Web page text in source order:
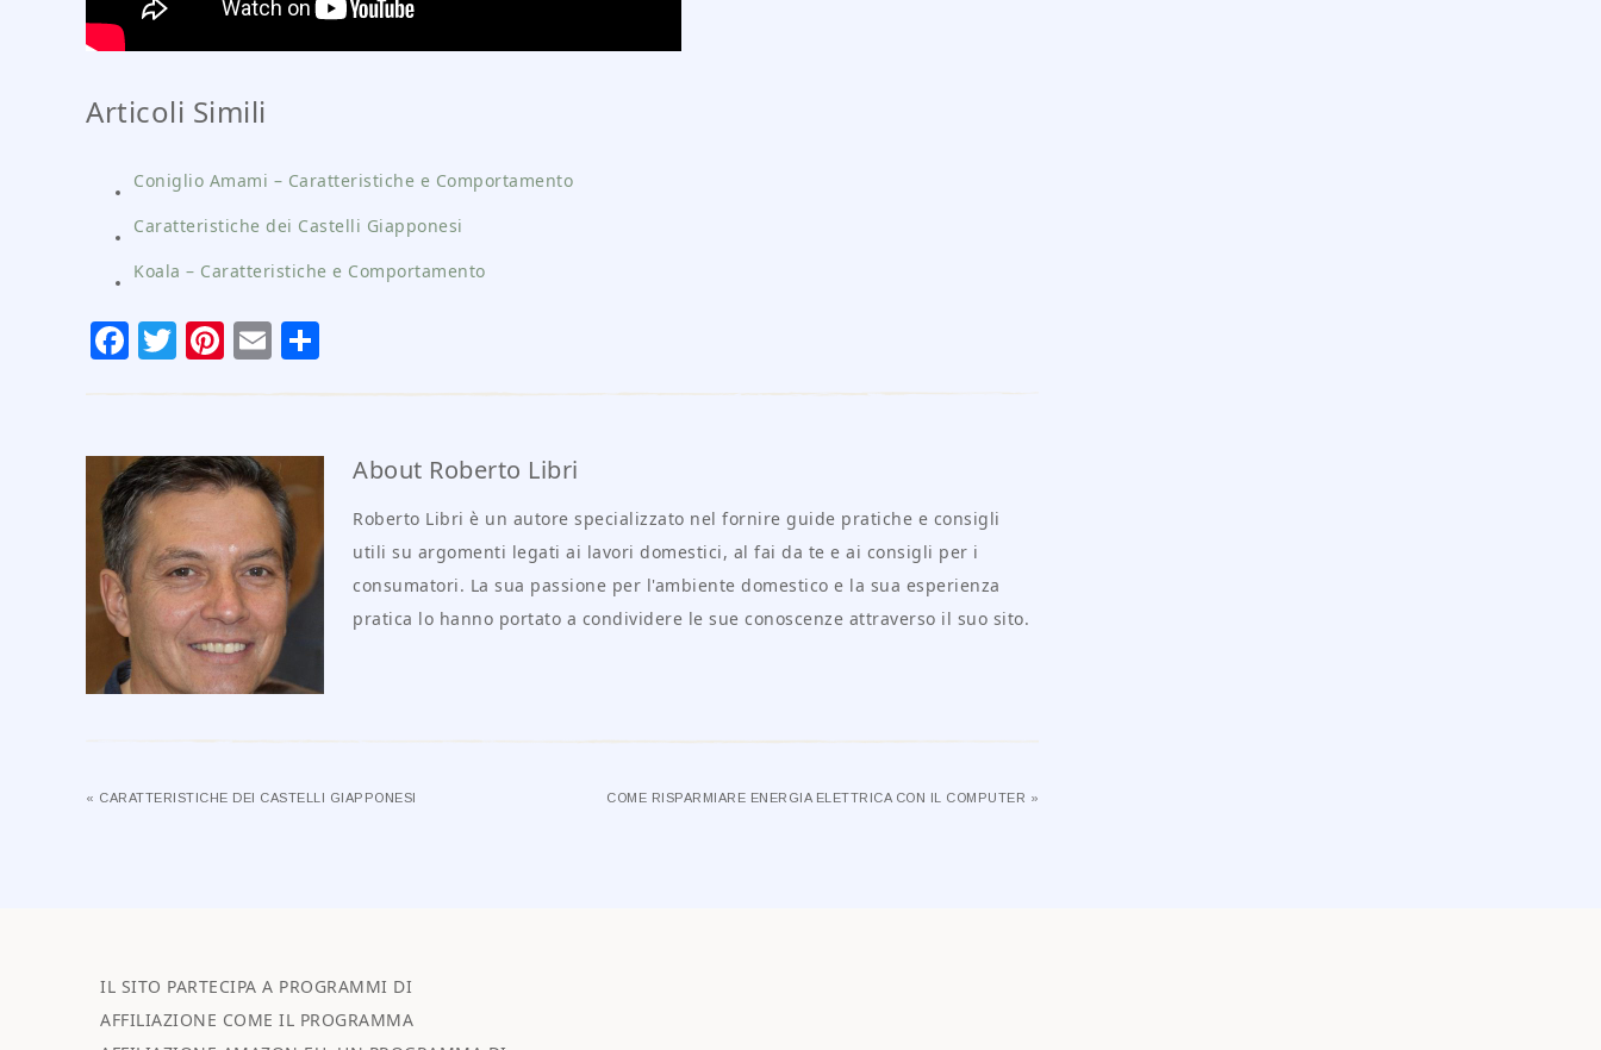
Articoli Simili
Coniglio Amami – Caratteristiche e Comportamento
Caratteristiche dei Castelli Giapponesi
Koala – Caratteristiche e Comportamento
Facebook
Twitter
Pinterest
Email
About Roberto Libri
Roberto Libri è un autore specializzato nel fornire guide pratiche e consigli
utili su argomenti legati ai lavori domestici, al fai da te e ai consigli per i
consumatori. La sua passione per l'ambiente domestico e la sua esperienza
pratica lo hanno portato a condividere le sue conoscenze attraverso il suo sito.
« CARATTERISTICHE DEI CASTELLI GIAPPONESI COME RISPARMIARE ENERGIA ELETTRICA CON IL COMPUTER »
IL SITO PARTECIPA A PROGRAMMI DI
AFFILIAZIONE COME IL PROGRAMMA